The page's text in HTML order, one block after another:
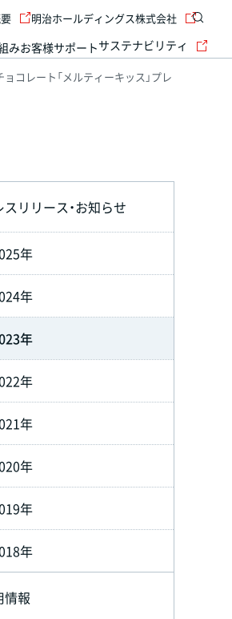
みお客様サポートサステナビリティ
明治ホールディングス株式会社
コレート「メルティーキッス」プレ
スリリース・お知らせ
年
年
年
年
年
年
年
年
情報